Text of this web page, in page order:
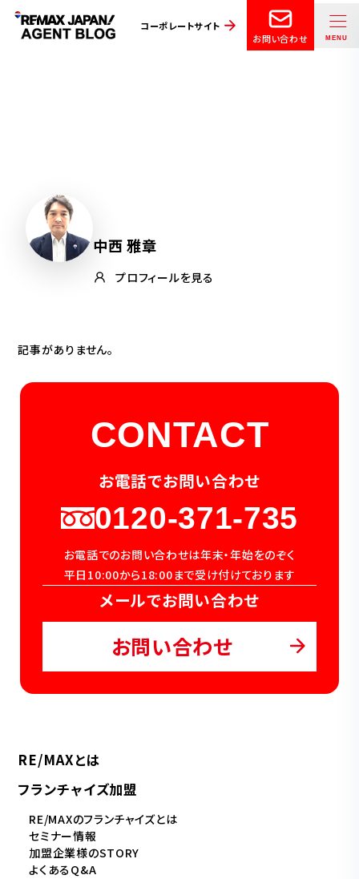
コーポレートサイト
お問い合わせ
中西 雅章
プロフィールを見る
記事がありません。
CONTACT
お電話でお問い合わせ
0120-371-735
お電話でのお問い合わせは年末・年始をのぞく
平日10:00から18:00まで受け付けております
メールでお問い合わせ
お問い合わせ
RE/MAXとは
フランチャイズ加盟
RE/MAXのフランチャイズとは
セミナー情報
加盟企業様のSTORY
よくあるQ&A